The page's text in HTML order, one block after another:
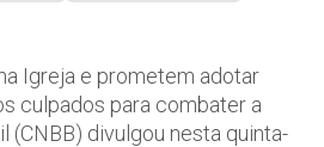
Igreja e prometem adotar
culpados para combater a
(CNBB) divulgou nesta quinta-